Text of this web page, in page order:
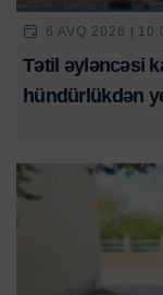
6 AVQ 2026 |
Tətil əyləncəsi
hündürlükdən